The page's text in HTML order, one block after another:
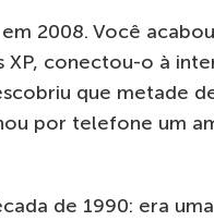
2008. Você
conectou-o à
que metade
por telefone um
de 1990: era uma